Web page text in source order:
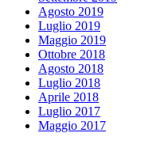
Agosto 2019
Luglio 2019
Maggio 2019
Ottobre 2018
Agosto 2018
Luglio 2018
Aprile 2018
Luglio 2017
Maggio 2017